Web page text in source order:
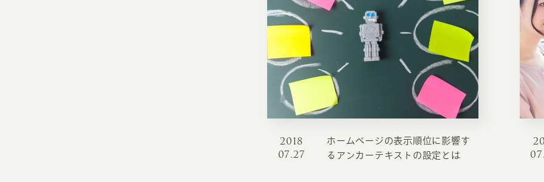
INFORMATION
2018
07.27
ホームページの表示順位に影響す
るアンカーテキストの設定とは